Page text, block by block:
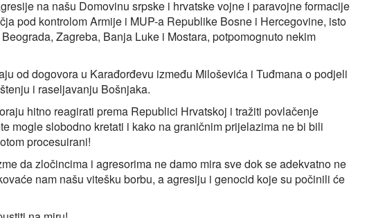
na našu Domovinu srpske i hrvatske vojne i paravojne formacije
pod kontrolom Armije i MUP-a Republike Bosne i Hercegovine, isto
Zagreba, Banja Luke i Mostara, potpomognuto nekim
od dogovora u Karađorđevu između Miloševića i Tuđmana o podjeli
i raseljavanju Bošnjaka.
hitno reagirati prema Republici Hrvatskoj i tražiti povlačenje
mogle slobodno kretati i kako na graničnim prijelazima ne bi bili
procesuirani!
da zločincima i agresorima ne damo mira sve dok se adekvatno ne
nam našu vitešku borbu, a agresiju i genocid koje su počinili će